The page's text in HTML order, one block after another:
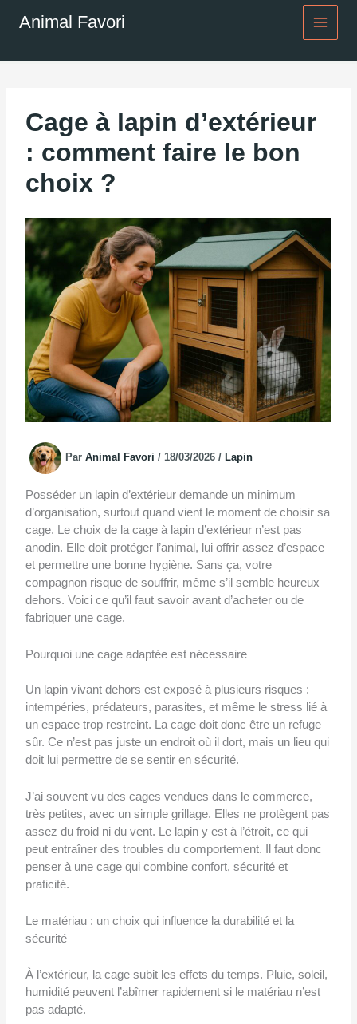
Animal Favori
Cage à lapin d’extérieur
: comment faire le bon
choix ?
ParAnimal Favori/18/03/2026/ Lapin
Posséder un lapin d’extérieur demande un minimum
d’organisation, surtout quand vient le moment de choisir sa
cage. Le choix de la cage à lapin d’extérieur n’est pas
anodin. Elle doit protéger l’animal, lui offrir assez d’espace
et permettre une bonne hygiène. Sans ça, votre
compagnon risque de souffrir, même s’il semble heureux
dehors. Voici ce qu’il faut savoir avant d’acheter ou de
fabriquer une cage.
Pourquoi une cage adaptée est nécessaire
Un lapin vivant dehors est exposé à plusieurs risques :
intempéries, prédateurs, parasites, et même le stress lié à
un espace trop restreint. La cage doit donc être un refuge
sûr. Ce n’est pas juste un endroit où il dort, mais un lieu qui
doit lui permettre de se sentir en sécurité.
J’ai souvent vu des cages vendues dans le commerce,
très petites, avec un simple grillage. Elles ne protègent pas
assez du froid ni du vent. Le lapin y est à l’étroit, ce qui
peut entraîner des troubles du comportement. Il faut donc
penser à une cage qui combine confort, sécurité et
praticité.
Le matériau : un choix qui influence la durabilité et la
sécurité
À l’extérieur, la cage subit les effets du temps. Pluie, soleil,
humidité peuvent l’abîmer rapidement si le matériau n’est
pas adapté.